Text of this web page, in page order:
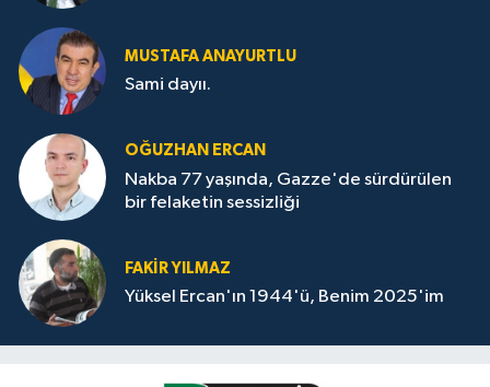
MUSTAFA ANAYURTLU
Sami dayıı.
OĞUZHAN ERCAN
Nakba 77 yaşında, Gazze'de sürdürülen
bir felaketin sessizliği
FAKİR YILMAZ
Yüksel Ercan'ın 1944'ü, Benim 2025'im